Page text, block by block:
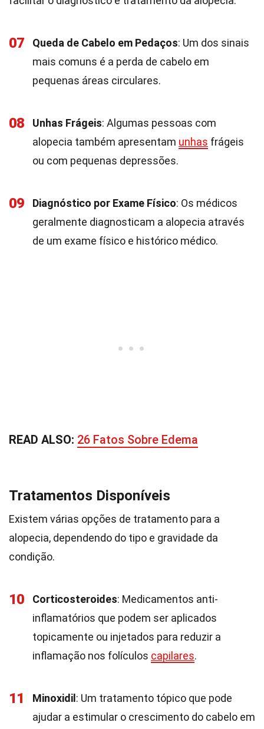
07 Queda de Cabelo em Pedaços: Um dos sinais
mais comuns é a perda de cabelo em
pequenas áreas circulares.
08 Unhas Frágeis: Algumas pessoas com
alopecia também apresentam unhas frágeis
ou com pequenas depressões.
09 Diagnóstico por Exame Físico: Os médicos
geralmente diagnosticam a alopecia através
de um exame físico e histórico médico.
READ ALSO: 26 Fatos Sobre Edema
Tratamentos Disponíveis
Existem várias opções de tratamento para a
alopecia, dependendo do tipo e gravidade da
condição.
10 Corticosteroides: Medicamentos anti-
inflamatórios que podem ser aplicados
topicamente ou injetados para reduzir a
inflamação nos folículos capilares.
11 Minoxidil : Um tratamento tópico que pode
ajudar a estimular o crescimento do cabelo em